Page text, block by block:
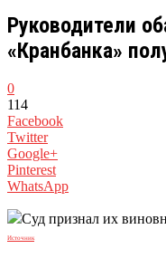
Руководители
«Кранбанка»
0
114
Facebook
Twitter
Google+
Pinterest
WhatsApp
Суд признал их
Источник